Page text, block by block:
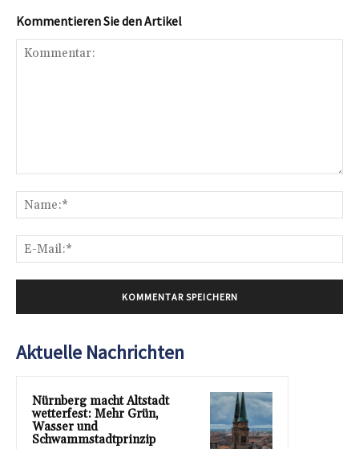
Kommentieren Sie den Artikel
Aktuelle Nachrichten
Nürnberg macht Altstadt
wetterfest: Mehr Grün,
Wasser und
Schwammstadtprinzip